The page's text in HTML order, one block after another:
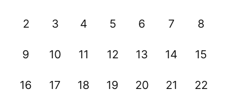
2 3 4 5 6 7 8
9 10 11 12 13 14 15
16 17 18 19 20 21 22